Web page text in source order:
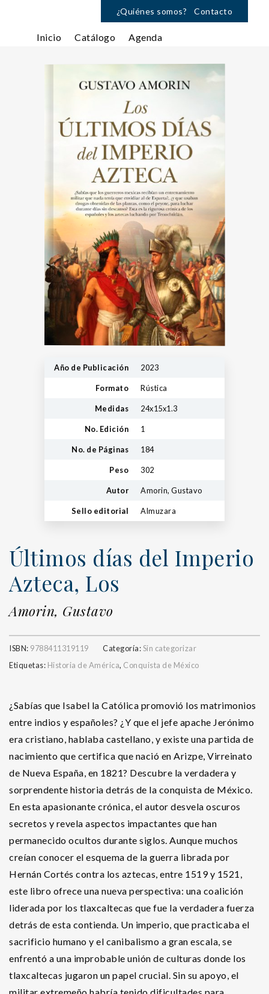
¿Quiénes somos? Contacto
Inicio Catálogo Agenda
Año de Publicación 2023
Formato Rústica
Medidas 24x15x1.3
No. Edición 1
No. de Páginas 184
Peso 302
Autor Amorin, Gustavo
Sello editorial Almuzara
Últimos días del Imperio
Azteca, Los
Amorin, Gustavo
ISBN: 9788411319119 Categoría:Sin categorizar
Etiquetas: Historia de América, Conquista de México
¿Sabías que Isabel la Católica promovió los matrimonios
entre indios y españoles? ¿Y que el jefe apache Jerónimo
era cristiano, hablaba castellano, y existe una partida de
nacimiento que certifica que nació en Arizpe, Virreinato
de Nueva España, en 1821? Descubre la verdadera y
sorprendente historia detrás de la conquista de México.
En esta apasionante crónica, el autor desvela oscuros
secretos y revela aspectos impactantes que han
permanecido ocultos durante siglos. Aunque muchos
creían conocer el esquema de la guerra librada por
Hernán Cortés contra los aztecas, entre 1519 y 1521,
este libro ofrece una nueva perspectiva: una coalición
liderada por los tlaxcaltecas que fue la verdadera fuerza
detrás de esta contienda. Un imperio, que practicaba el
sacrificio humano y el canibalismo a gran escala, se
enfrentó a una improbable unión de culturas donde los
tlaxcaltecas jugaron un papel crucial. Sin su apoyo, el